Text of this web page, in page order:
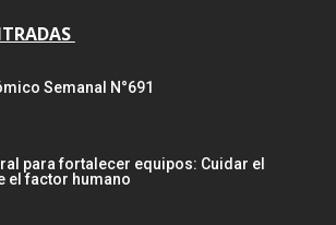
Semanal N°691
para fortalecer equipos: Cuidar el
el factor humano